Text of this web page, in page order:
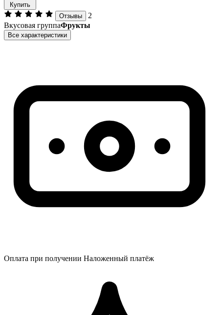
Купить
Отзывы
2
Вкусовая группаФрукты
Все характеристики
Оплата при получении Наложенный платёж